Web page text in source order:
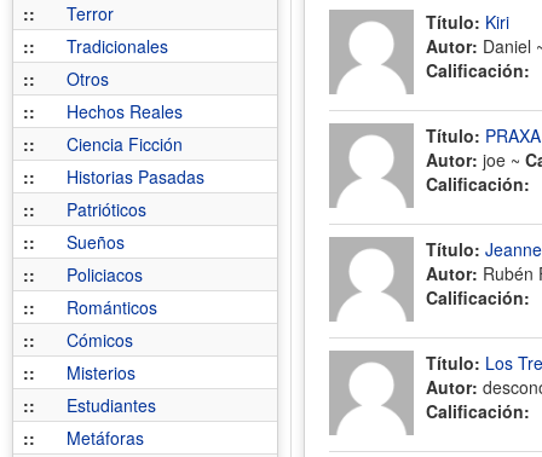
::
Terror
::
Tradicionales
::
Otros
::
Hechos Reales
::
Ciencia Ficción
::
Historias Pasadas
::
Patrióticos
::
Sueños
::
Policiacos
::
Románticos
::
Cómicos
::
Misterios
::
Estudiantes
::
Metáforas
Título: Kiri
Autor: Daniel
Calificación:
Título: PRAXA
Autor: joe ~
Calificación:
Título:
Autor: Rubén
Calificación:
Título: Los
Autor:
Calificación: